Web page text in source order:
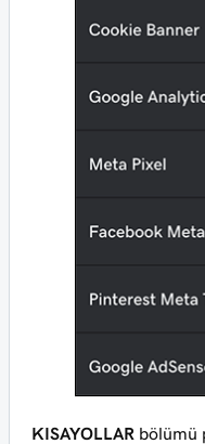
KISAYOLLAR bölümü